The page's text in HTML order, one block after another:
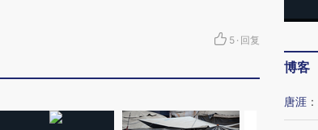
5 · 回复
博客
唐涯 ：